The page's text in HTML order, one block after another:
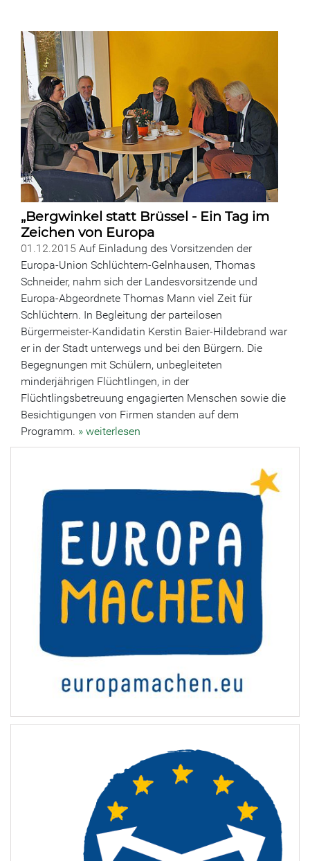
„Bergwinkel statt Brüssel - Ein Tag im
Zeichen von Europa
01.12.2015 Auf Einladung des Vorsitzenden der
Europa-Union Schlüchtern-Gelnhausen, Thomas
Schneider, nahm sich der Landesvorsitzende und
Europa-Abgeordnete Thomas Mann viel Zeit für
Schlüchtern. In Begleitung der parteilosen
Bürgermeister-Kandidatin Kerstin Baier-Hildebrand war
er in der Stadt unterwegs und bei den Bürgern. Die
Begegnungen mit Schülern, unbegleiteten
minderjährigen Flüchtlingen, in der
Flüchtlingsbetreuung engagierten Menschen sowie die
Besichtigungen von Firmen standen auf dem
Programm. » weiterlesen